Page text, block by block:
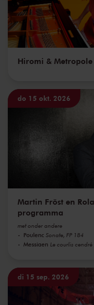
Hiromi &
do 15 okt. 2026
Martin Fröst en
programma
met onder andere
Poulenc Sonate, FP 184
Messiaen Le courlis
di 15 sep. 2026